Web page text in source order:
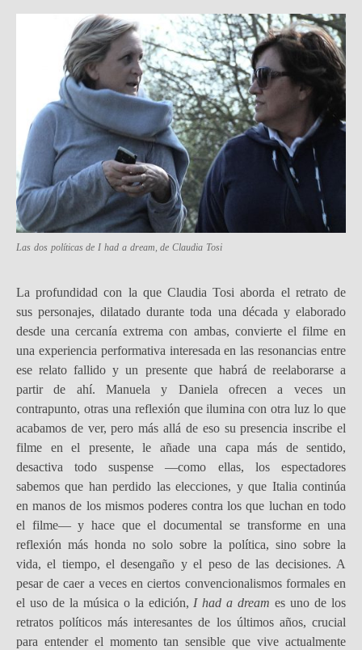
Las dos políticas deI had a dream, de Claudia Tosi
La profundidad con la que Claudia Tosi aborda el retrato de
sus personajes, dilatado durante toda una década y elaborado
desde una cercanía extrema con ambas, convierte el filme en
una experiencia performativa interesada en las resonancias entre
ese relato fallido y un presente que habrá de reelaborarse a
partir de ahí. Manuela y Daniela ofrecen a veces un
contrapunto, otras una reflexión que ilumina con otra luz lo que
acabamos de ver, pero más allá de eso su presencia inscribe el
filme en el presente, le añade una capa más de sentido,
desactiva todo suspense —como ellas, los espectadores
sabemos que han perdido las elecciones, y que Italia continúa
en manos de los mismos poderes contra los que luchan en todo
el filme— y hace que el documental se transforme en una
reflexión más honda no solo sobre la política, sino sobre la
vida, el tiempo, el desengaño y el peso de las decisiones. A
pesar de caer a veces en ciertos convencionalismos formales en
el uso de la música o la edición,I had a dreames uno de los
retratos políticos más interesantes de los últimos años, crucial
para entender el momento tan sensible que vive actualmente